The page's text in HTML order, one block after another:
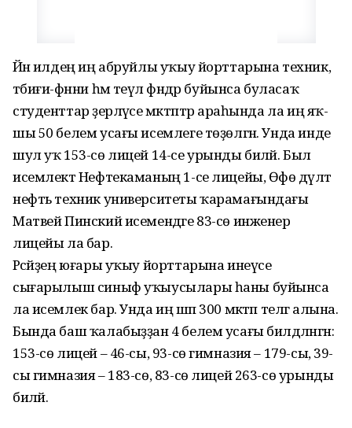
Йәнә илдең иң абруйлы уҡыу йорттарына техник,
тәбиғи-фәнни һәм теүәл фәндәр буйынса буласаҡ
студенттар әҙерләүсе мәк­тәптәр араһында ла иң яҡ­
шы 50 белем усағы исемлеге тө­ҙөлгән. Унда инде
шул уҡ 153-сө ли­цей 14-се урынды биләй. Был
исемлектә Нефтекаманың 1-се ли­цейы, Өфө дәүләт
нефть техник университеты ҡарамағындағы
Матвей Пинский исемендәге 83-сө инженер
лицейы ла бар.
Рәсәйҙең юғары уҡыу йорттарына инеүсе
сығарылыш си­ныф уҡыусылары һаны буйынса
ла исемлек бар. Унда иң шәп 300 мәк­тәп телгә алына.
Бында баш ҡалабыҙҙан 4 белем усағы билдәләнгән:
153-сө лицей – 46-сы, 93-сө гимназия – 179-сы, 39-
сы гимназия – 183-сө, 83-сө ли­цей 263-сө урынды
биләй.